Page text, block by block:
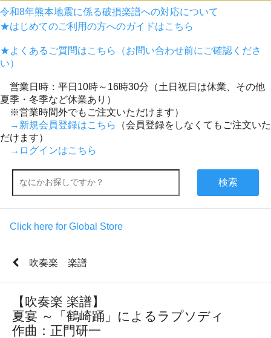
令和8年熊本地震に係る破損楽譜への対応について
★はじめてのご利用の方へのガイドはこちら
★よくあるご質問はこちら（お問い合わせ前にご確認くださ
い）
営業日時：平日10時～16時30分（土日祝日は休業、その他
夏季・冬季など休業あり）
※営業時間外でもご注文いただけます）
→新規会員登録はこちら
（会員登録をしなくてもご注文いた
だけます）
→ログインはこちら
検索
Click here for Global Store
吹奏楽 楽譜
【吹奏楽 楽譜】
夏宴 ～「鶴崎踊」によるラプソディ
作曲：正門研一